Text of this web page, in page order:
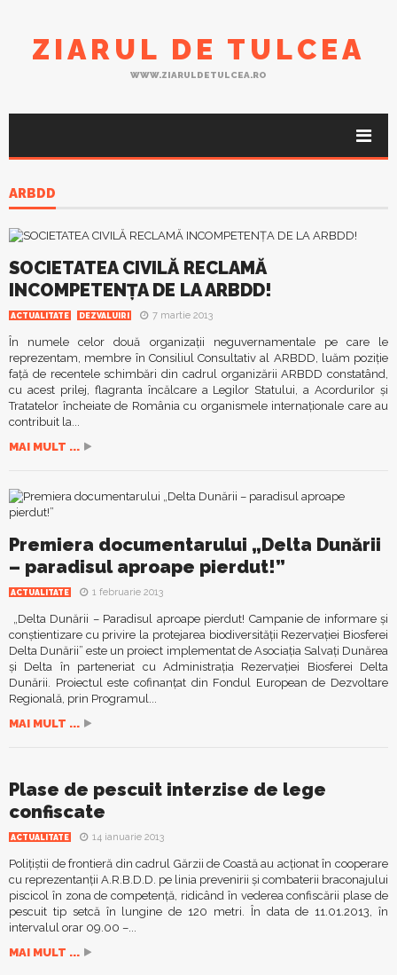
ZIARUL DE TULCEA
WWW.ZIARULDETULCEA.RO
ARBDD
SOCIETATEA CIVILĂ RECLAMĂ
INCOMPETENŢA DE LA ARBDD!
ACTUALITATE DEZVALUIRI 7 martie 2013
În numele celor două organizaţii neguvernamentale pe care le
reprezentam, membre în Consiliul Consultativ al ARBDD, luăm poziţie
faţă de recentele schimbări din cadrul organizării ARBDD constatând,
cu acest prilej, flagranta încălcare a Legilor Statului, a Acordurilor şi
Tratatelor încheiate de România cu organismele internaţionale care au
contribuit la...
MAI MULT ...
Premiera documentarului „Delta Dunării
– paradisul aproape pierdut!”
ACTUALITATE 1 februarie 2013
„Delta Dunării – Paradisul aproape pierdut! Campanie de informare şi
conştientizare cu privire la protejarea biodiversităţii Rezervaţiei Biosferei
Delta Dunării” este un proiect implementat de Asociaţia Salvaţi Dunărea
şi Delta în parteneriat cu Administraţia Rezervaţiei Biosferei Delta
Dunării. Proiectul este cofinanţat din Fondul European de Dezvoltare
Regională, prin Programul...
MAI MULT ...
Plase de pescuit interzise de lege
confiscate
ACTUALITATE 14 ianuarie 2013
Poliţiştii de frontieră din cadrul Gărzii de Coastă au acţionat în cooperare
cu reprezentanţii A.R.B.D.D. pe linia prevenirii şi combaterii braconajului
piscicol în zona de competenţă, ridicând în vederea confiscării plase de
pescuit tip setcă în lungine de 120 metri. În data de 11.01.2013, în
intervalul orar 09.00 –...
MAI MULT ...